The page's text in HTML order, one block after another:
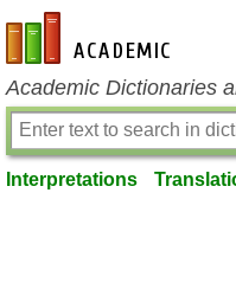
en-academic.com
Academic Dictionaries
Interpretations